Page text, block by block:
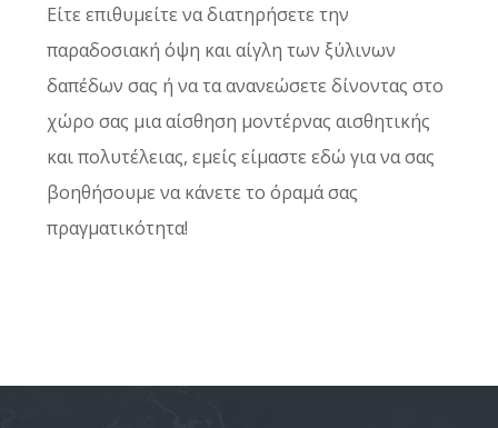
Είτε επιθυμείτε να διατηρήσετε την
παραδοσιακή όψη και αίγλη των ξύλινων
δαπέδων σας ή να τα ανανεώσετε δίνοντας στο
χώρο σας μια αίσθηση μοντέρνας αισθητικής
και πολυτέλειας, εμείς είμαστε εδώ για να σας
βοηθήσουμε να κάνετε το όραμά σας
πραγματικότητα!